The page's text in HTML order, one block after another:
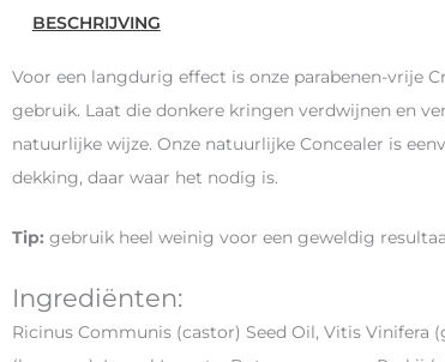
BESCHRIJVING
Voor een langdurig effect is onze parabenen-vrije
gebruik. Laat die donkere kringen verdwijnen en
natuurlijke wijze. Onze natuurlijke Concealer is
dekking, daar waar het nodig is.
Tip: gebruik heel weinig voor een geweldig
Ingrediënten:
Ricinus Communis (castor) Seed Oil, Vitis Vinifera